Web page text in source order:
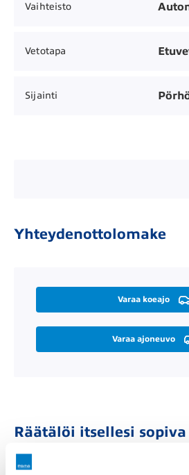
Vaihteisto
Vetotapa
Sijainti
Yhteydenottolomake
Varaa koeajo
Varaa ajoneuvo
Räätälöi itsellesi